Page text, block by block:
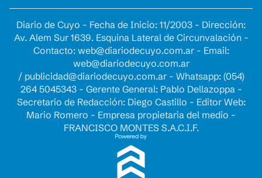
Diario de Cuyo - Fecha de Inicio: 11/2003 - Dirección:
Av. Alem Sur 1639. Esquina Lateral de Circunvalación -
Contacto: web@diariodecuyo.com.ar- Email:
web@diariodecuyo.com.ar
/ publicidad@diariodecuyo.com.ar- Whatsapp: (054)
264 5045343 - Gerente General: Pablo Dellazoppa -
Secretario de Redacción: Diego Castillo - Editor Web:
Mario Romero - Empresa propietaria del medio -
FRANCISCO MONTES S.A.C.I.F.